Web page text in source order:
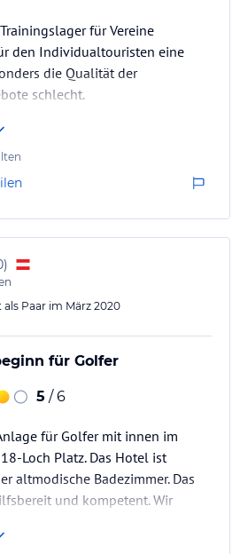
für Vereine
den Individualtouristen eine
die Qualität der
schlecht.
)
als Paar im März 2020
für Golfer
5 / 6
für Golfer mit innen im
Loch Platz. Das Hotel ist
altmodische Badezimmer. Das
und kompetent. Wir
Krise.